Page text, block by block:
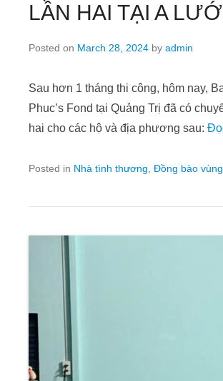
LẦN HAI TẠI A
Posted on March 28, 2024 by admin
Sau hơn 1 tháng thi công, hôm nay,
Phuc’s Fond tại Quảng Trị đã có
hai cho các hộ và địa phương sau:
Posted in Nhà tình thương Đồng bào